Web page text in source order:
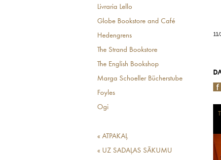
Livraria Lello
Globe Bookstore and Café
Hedengrens
The Strand Bookstore
The English Bookshop
Marga Schoeller Bücherstube
Foyles
Ogi
« ATPAKAĻ
« UZ SADAĻAS SĀKUMU